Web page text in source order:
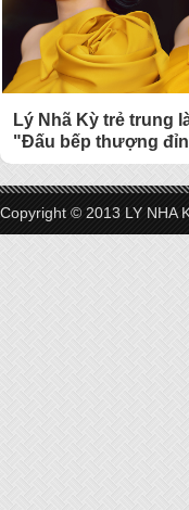
Lý Nhã Kỳ trẻ trung
"Đấu bếp thượng
Copyright © 2013 LY NHA